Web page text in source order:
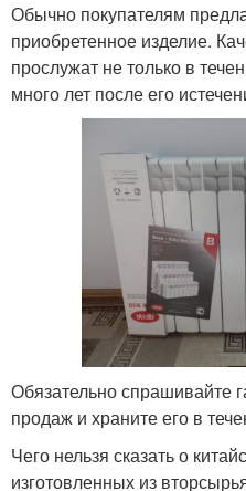
Обычно покупателям
приобретенное изделие.
прослужат не только в
много лет после его
Обязательно спрашивайте
продаж и храните его в
Чего нельзя сказать о
изготовленных из